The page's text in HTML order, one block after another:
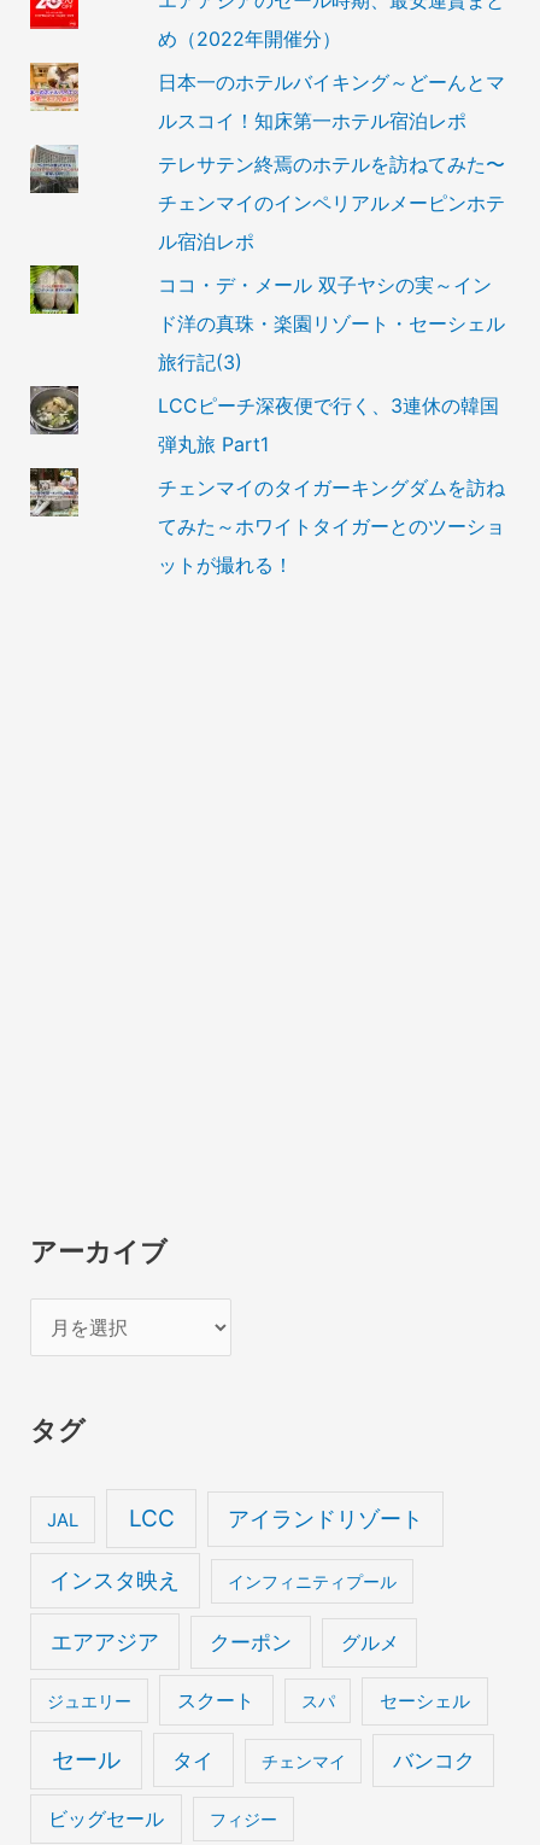
め（2022年開催分）
日本一のホテルバイキング～どーんとマ
ルスコイ！知床第一ホテル宿泊レポ
テレサテン終焉のホテルを訪ねてみた〜
チェンマイのインペリアルメーピンホテ
ル宿泊レポ
ココ・デ・メール 双子ヤシの実～イン
ド洋の真珠・楽園リゾート・セーシェル
旅行記(3)
LCCピーチ深夜便で行く、3連休の韓国
弾丸旅 Part1
チェンマイのタイガーキングダムを訪ね
てみた～ホワイトタイガーとのツーショ
ットが撮れる！
アーカイブ
ー
イ
タグ
JAL LCC アイランドリゾート
インスタ映え インフィニティプール
エアアジア クーポン グルメ
ジュエリー スクート スパ セーシェル
セール タイ チェンマイ バンコク
ビッグセール フィジー